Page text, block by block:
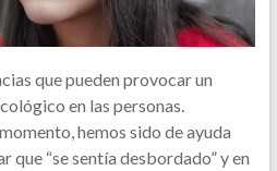
que pueden provocar un
en las personas.
hemos sido de ayuda
que “se sentía desbordado” y en